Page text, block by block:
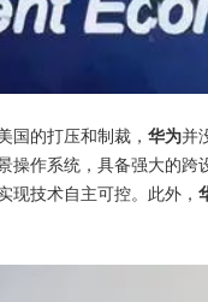
国的打压和制裁， 华为并
操作系统，具备强大的跨
现技术自主可控。此外，